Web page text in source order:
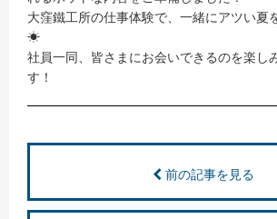
大窪鐵工所の仕事体験で、一緒にアツい夏
☀
社員一同、皆さまにお会いできるのを楽し
す！
前の記事を見る